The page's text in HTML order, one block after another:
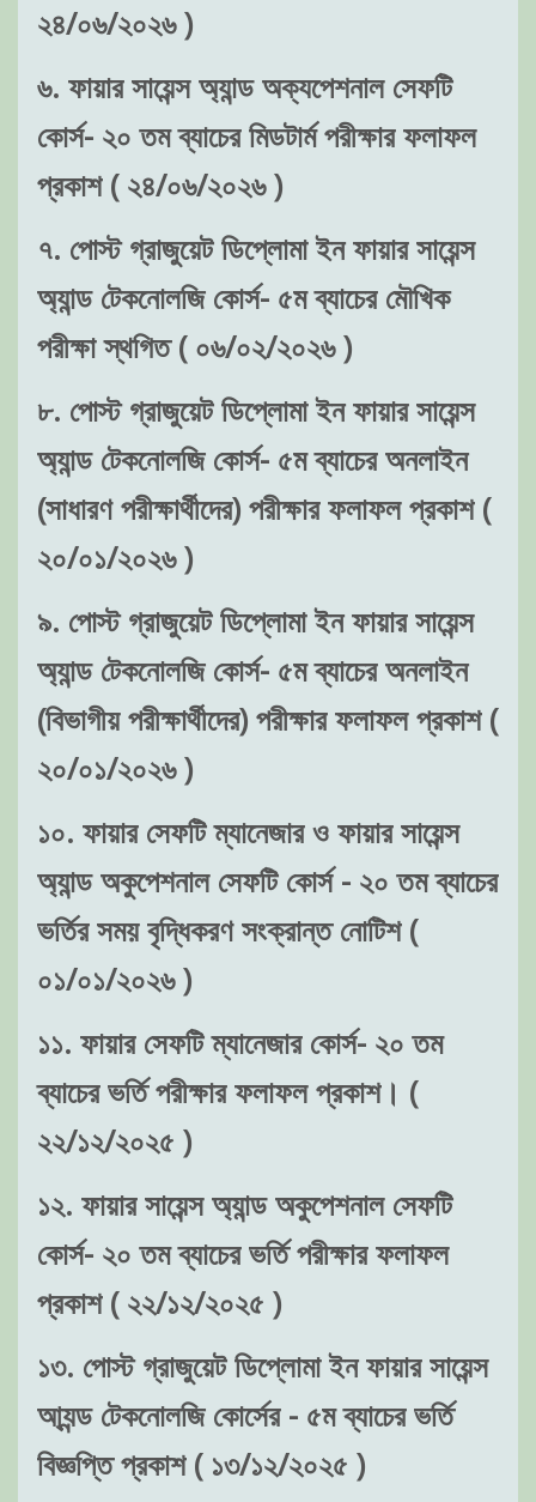
২৪/০৬/২০২৬ )
৬. ফায়ার সায়েন্স অ্যান্ড অক্যপেশনাল সেফটি
কোর্স- ২০ তম ব্যাচের মিডটার্ম পরীক্ষার ফলাফল
প্রকাশ ( ২৪/০৬/২০২৬ )
৭. পোস্ট গ্রাজুয়েট ডিপ্লোমা ইন ফায়ার সায়েন্স
অ্যান্ড টেকনোলজি কোর্স- ৫ম ব্যাচের মৌখিক
পরীক্ষা স্থগিত ( ০৬/০২/২০২৬ )
৮. পোস্ট গ্রাজুয়েট ডিপ্লোমা ইন ফায়ার সায়েন্স
অ্যান্ড টেকনোলজি কোর্স- ৫ম ব্যাচের অনলাইন
(সাধারণ পরীক্ষার্থীদের) পরীক্ষার ফলাফল প্রকাশ (
২০/০১/২০২৬ )
৯. পোস্ট গ্রাজুয়েট ডিপ্লোমা ইন ফায়ার সায়েন্স
অ্যান্ড টেকনোলজি কোর্স- ৫ম ব্যাচের অনলাইন
(বিভাগীয় পরীক্ষার্থীদের) পরীক্ষার ফলাফল প্রকাশ (
২০/০১/২০২৬ )
১০. ফায়ার সেফটি ম্যানেজার ও ফায়ার সায়েন্স
অ্যান্ড অকুপেশনাল সেফটি কোর্স - ২০ তম ব্যাচের
ভর্তির সময় বৃদ্ধিকরণ সংক্রান্ত নোটিশ (
০১/০১/২০২৬ )
১১. ফায়ার সেফটি ম্যানেজার কোর্স- ২০ তম
ব্যাচের ভর্তি পরীক্ষার ফলাফল প্রকাশ। (
২২/১২/২০২৫ )
১২. ফায়ার সায়েন্স অ্যান্ড অকুপেশনাল সেফটি
কোর্স- ২০ তম ব্যাচের ভর্তি পরীক্ষার ফলাফল
প্রকাশ ( ২২/১২/২০২৫ )
১৩. পোস্ট গ্রাজুয়েট ডিপ্লোমা ইন ফায়ার সায়েন্স
আ্যন্ড টেকনোলজি কোর্সের - ৫ম ব্যাচের ভর্তি
বিজ্ঞপ্তি প্রকাশ ( ১৩/১২/২০২৫ )